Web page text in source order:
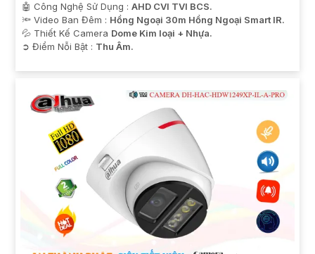
🤖️ Công Nghệ Sử Dụng : AHD CVI TVI BCS.
🔦 Video Ban Đêm : Hồng Ngoại 30m Hồng Ngoại Smart IR.
💦 Thiết Kế Camera Dome Kim loại + Nhựa.
️➲ Điểm Nỗi Bật : Thu Âm.